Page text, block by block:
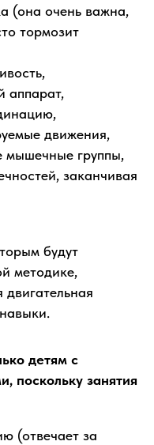
(она очень важна,
тормозит
аппарат,
движения,
мышечные группы,
заканчивая
будут
методике,
детям с
поскольку занятия
(отвечает за